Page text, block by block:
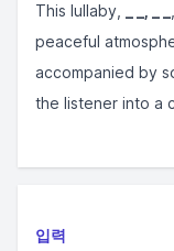
This lullaby,
peaceful
accompanied by
the listener into a
입력